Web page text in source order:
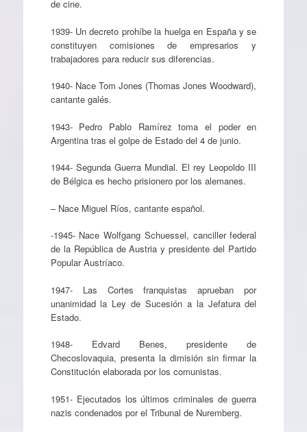
de cine.
1939- Un decreto prohíbe la huelga en España y se
constituyen comisiones de empresarios y
trabajadores para reducir sus diferencias.
1940- Nace Tom Jones (Thomas Jones Woodward),
cantante galés.
1943- Pedro Pablo Ramírez toma el poder en
Argentina tras el golpe de Estado del 4 de junio.
1944- Segunda Guerra Mundial. El rey Leopoldo III
de Bélgica es hecho prisionero por los alemanes.
– Nace Miguel Ríos, cantante español.
-1945- Nace Wolfgang Schuessel, canciller federal
de la República de Austria y presidente del Partido
Popular Austríaco.
1947- Las Cortes franquistas aprueban por
unanimidad la Ley de Sucesión a la Jefatura del
Estado.
1948- Edvard Benes, presidente de
Checoslovaquia, presenta la dimisión sin firmar la
Constitución elaborada por los comunistas.
1951- Ejecutados los últimos criminales de guerra
nazis condenados por el Tribunal de Nuremberg.